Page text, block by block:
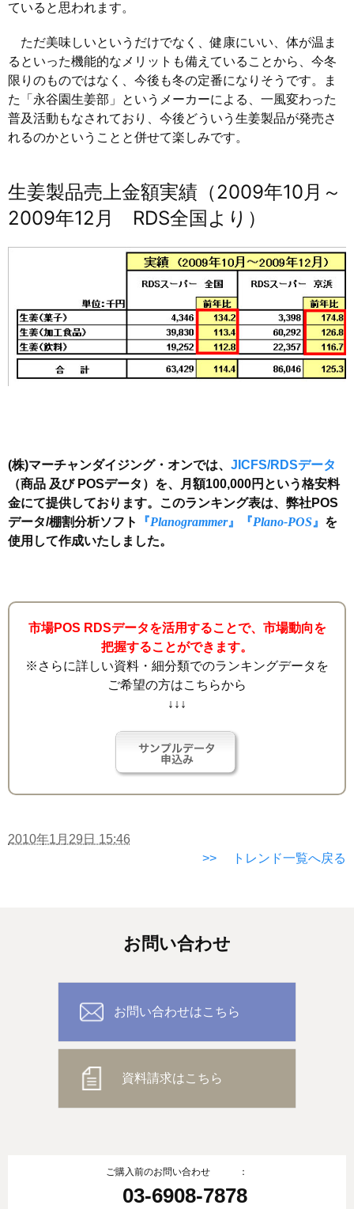
ていると思われます。
ただ美味しいというだけでなく、健康にいい、体が温ま
るといった機能的なメリットも備えていることから、今冬
限りのものではなく、今後も冬の定番になりそうです。ま
た「永谷園生姜部」というメーカーによる、一風変わった
普及活動もなされており、今後どういう生姜製品が発売さ
れるのかということと併せて楽しみです。
生姜製品売上金額実績（2009年10月～
2009年12月 RDS全国より）
(株)マーチャンダイジング・オンでは、 JICFS/RDSデータ
（商品 及び POSデータ）を、月額100,000円という格安料
金にて提供しております。このランキング表は、弊社POS
データ/棚割分析ソフト
『Planogrammer』 『Plano-POS 』 を
使用して作成いたしました。
市場POS RDSデータを活用することで、市場動向を
把握することができます。
※さらに詳しい資料・細分類でのランキングデータを
ご希望の方はこちらから
↓↓↓
2010年1月29日 15:46
>> トレンド一覧へ戻る
お問い合わせ
お問い合わせはこちら
資料請求はこちら
ご購入前のお問い合わせ ：
03-6908-7878